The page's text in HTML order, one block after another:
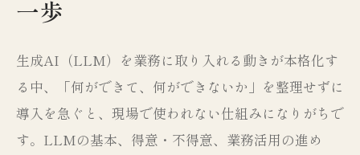
一歩
生成AI（LLM）を業務に取り入れる動きが本格化す
る中、「何ができて、何ができないか」を整理せずに
導入を急ぐと、現場で使われない仕組みになりがちで
す。LLMの基本、得意・不得意、業務活用の進め